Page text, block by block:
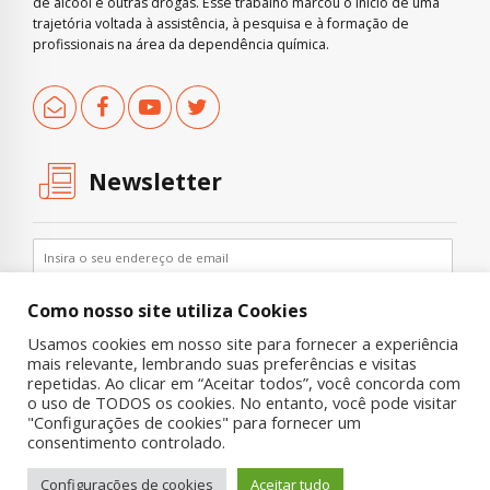
trajetória voltada à assistência, à pesquisa e à formação de
profissionais na área da dependência química.
Newsletter
Copyright © 2019 UNIAD – Unidade de Pesquisa em Álcool e Drogas
Quem Somos Nossa História
Onde Procurar Ajuda?
Como nosso site utiliza Cookies
Usamos cookies em nosso site para fornecer a experiência
mais relevante, lembrando suas preferências e visitas
repetidas. Ao clicar em “Aceitar todos”, você concorda com
o uso de TODOS os cookies. No entanto, você pode visitar
"Configurações de cookies" para fornecer um
consentimento controlado.
Configurações de cookies Aceitar tudo